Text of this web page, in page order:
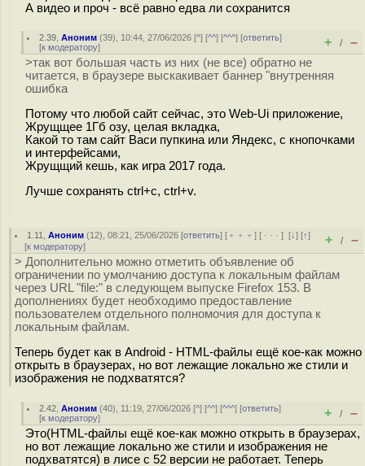
А видео и проч - всё равно едва ли сохранится
2.39 ,Аноним (39), 10:44, 27/06/2026 [^] [^^] [^^^] [ответить]
[к модератору] + / –
>так вот большая часть из них (не все) обратно не
читается, в браузере выскакивает баннер "внутренняя
ошибка
Потому что любой сайт сейчас, это Web-Ui приложение,
Жрущщее 1Гб озу, целая вкладка,
Какой то там сайт Васи пупкина или Яндекс, с кнопочками
и интерфейсами,
Жрущщий кешь, как игра 2017 года.
Лучше сохранять ctrl+c, ctrl+v.
1.11 ,Аноним (12), 08:21, 25/06/2026 [ответить] [ ﹢﹢﹢] [ · · ·][↓] [↑]
[к модератору] + / –
> Дополнительно можно отметить объявление об
ограничении по умолчанию доступа к локальным файлам
через URL "file:" в следующем выпуске Firefox 153. В
дополнениях будет необходимо предоставление
пользователем отдельного полномочия для доступа к
локальным файлам.
Теперь будет как в Android - HTML-файлы ещё кое-как можно
открыть в браузерах, но вот лежащие локально же стили и
изображения не подхватятся?
2.42 ,Аноним (40), 11:19, 27/06/2026 [^] [^^] [^^^] [ответить]
[к модератору] + / –
Это(HTML-файлы ещё кое-как можно открыть в браузерах,
но вот лежащие локально же стили и изображения не
подхватятся) в лисе с 52 версии не работает. Теперь